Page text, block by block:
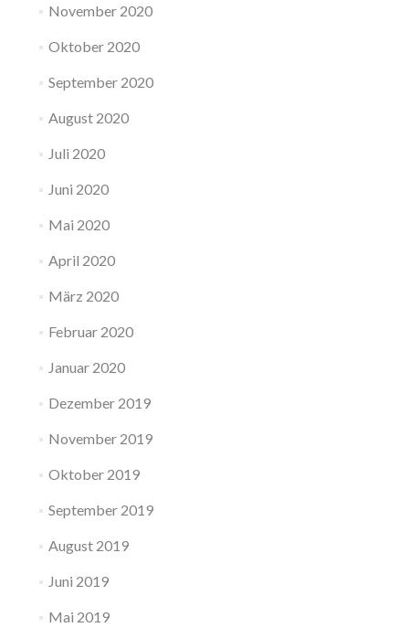
November 2020
Oktober 2020
September 2020
August 2020
Juli 2020
Juni 2020
Mai 2020
April 2020
März 2020
Februar 2020
Januar 2020
Dezember 2019
November 2019
Oktober 2019
September 2019
August 2019
Juni 2019
Mai 2019